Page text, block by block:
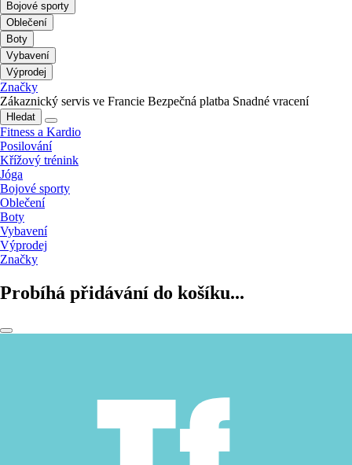
Bojové sporty
Oblečení
Boty
Vybavení
Výprodej
Značky
Zákaznický servis ve Francie Bezpečná platba Snadné vracení
Hledat
Fitness a Kardio
Posilování
Křížový trénink
Jóga
Bojové sporty
Oblečení
Boty
Vybavení
Výprodej
Značky
Probíhá přidávání do košíku...